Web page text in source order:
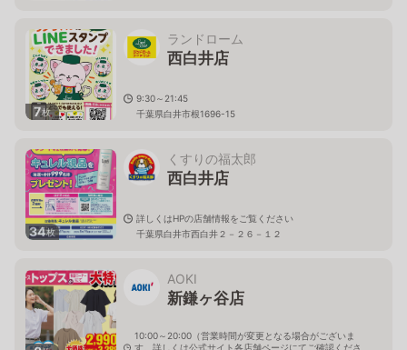
7枚
ランドローム
西白井店
9:30～21:45
千葉県白井市根1696-15
34枚
くすりの福太郎
西白井店
詳しくはHPの店舗情報をご覧ください
千葉県白井市西白井２－２６－１２
AOKI
新鎌ヶ谷店
10:00～20:00（営業時間が変更となる場合がございま
す。詳しくは公式サイト各店舗ページにてご確認くださ